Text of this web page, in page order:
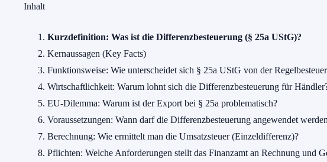
Inhalt
Kurzdefinition: Was ist die Differenzbesteuerung (§ 25a UStG)?
Kernaussagen (Key Facts)
Funktionsweise: Wie unterscheidet sich § 25a UStG von der
Wirtschaftlichkeit: Warum lohnt sich die Differenzbesteuerung für
EU-Dilemma: Warum ist der Export bei § 25a problematisch?
Voraussetzungen: Wann darf die Differenzbesteuerung angewendet
Berechnung: Wie ermittelt man die Umsatzsteuer (Einzeldifferenz)?
Pflichten: Welche Anforderungen stellt das Finanzamt an Rechnung und